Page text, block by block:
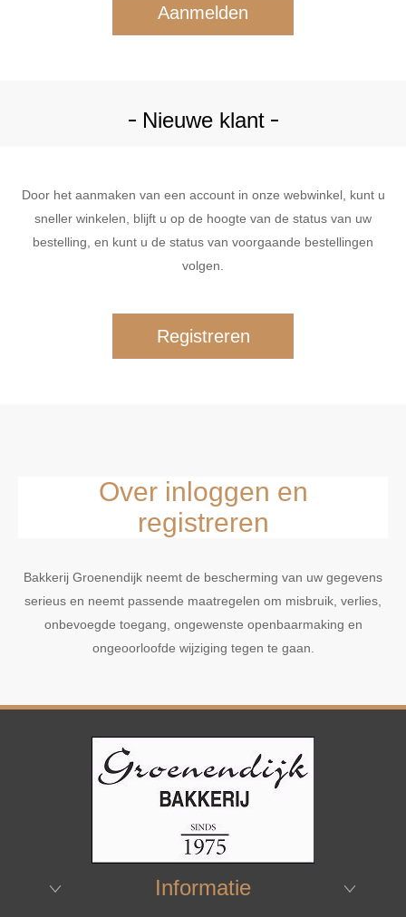
Nieuwe klant
Door het aanmaken van een account in onze webwinkel, kunt u
sneller winkelen, blijft u op de hoogte van de status van uw
bestelling, en kunt u de status van voorgaande bestellingen
volgen.
Over inloggen en
registreren
Bakkerij Groenendijk neemt de bescherming van uw gegevens
serieus en neemt passende maatregelen om misbruik, verlies,
onbevoegde toegang, ongewenste openbaarmaking en
ongeoorloofde wijziging tegen te gaan.
Informatie